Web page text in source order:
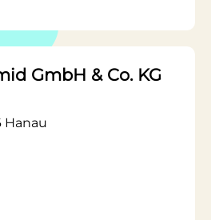
GmbH & Co. KG
Hanau